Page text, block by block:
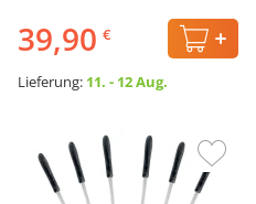
39,90 €
Lieferung: 11. - 12 Aug.